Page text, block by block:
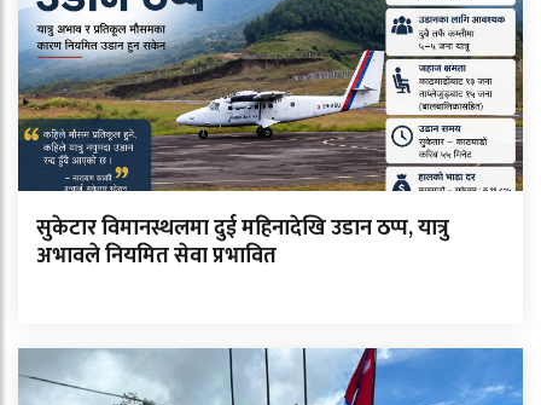
सुकेटार विमानस्थलमा दुई महिनादेखि उडान ठप्प, यात्रु
अभावले नियमित सेवा प्रभावित